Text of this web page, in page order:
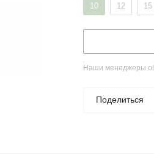
10 12 15
Наши менеджеры
Поделиться